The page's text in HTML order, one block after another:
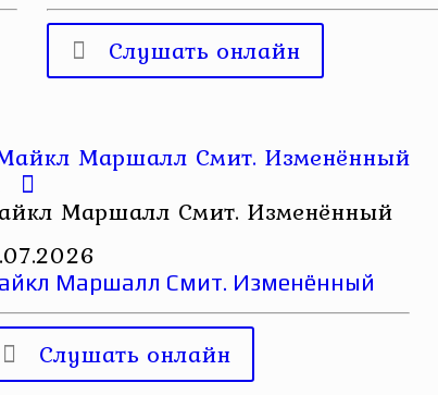
Слушать онлайн
Маршалл Смит. Изменённый
Маршалл Смит. Изменённый
Слушать онлайн